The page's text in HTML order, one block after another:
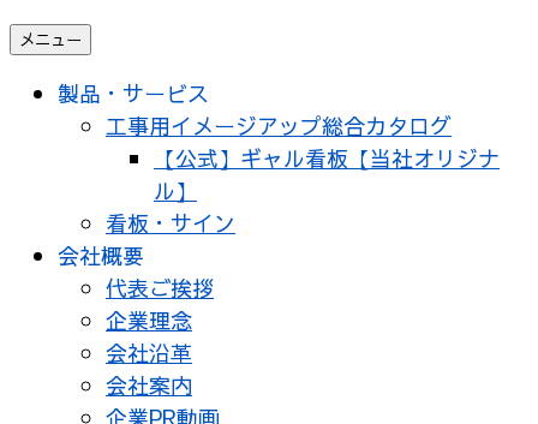
メニュー
製品・サービス
工事用イメージアップ総合カタログ
【公式】ギャル看板【当社オリジナ
ル】
看板・サイン
会社概要
代表ご挨拶
企業理念
会社沿革
会社案内
企業PR動画